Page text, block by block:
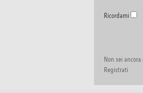
Ricordami
Non sei
Registrati